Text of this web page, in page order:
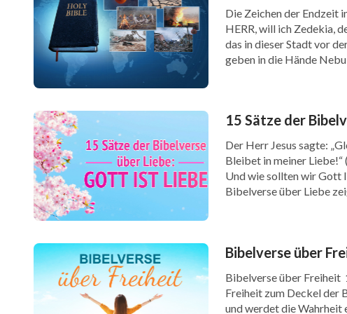
auszuweichen oder zurückzuschrecken. Wenn
gegenübersteht, dann ist seine Haltung
Wenn der Mensch also seinen Gefühlen freien
– Das
Egal ob man vor den Augen anderer oder hinter
mit seinem Groll eine andere Absicht und einen
Ansehen auf, oder vielleicht verteidigen sie ihre
unbesonnener sind und, wann immer sie es
die geringste Zurückhaltung. Kurz gesagt, der
verdorbenen Gesinnung her. Egal welchen
Die Zeichen der Endzeit
HERR, will ich Zedekia,
das in dieser Stadt vor
geben in die Hände
15 Sätze der
Der Herr Jesus sagte:
Bleibet in meiner
Und wie sollten wir Gott
Bibelverse über Liebe
Bibelverse über
Bibelverse über Freiheit
Freiheit zum Deckel der
und werdet die Wahrheit